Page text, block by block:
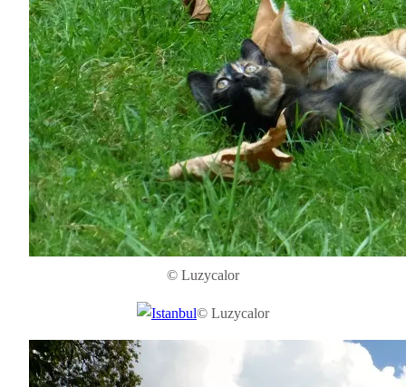
© Luzycalor
© Luzycalor